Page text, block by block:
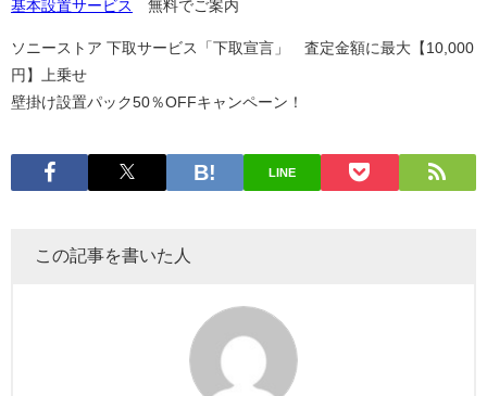
基本設置サービス 無料でご案内
ソニーストア 下取サービス「下取宣言」 査定金額に最大【10,000
円】上乗せ
壁掛け設置パック50％OFFキャンペーン！
LINE
この記事を書いた人